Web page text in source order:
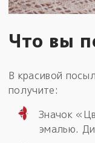
Что вы
В красивой
получите:
Значок
эмалью.